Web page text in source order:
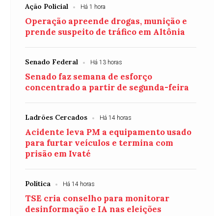
Ação Policial Há 1 hora
Operação apreende drogas, munição e
prende suspeito de tráfico em Altônia
Senado Federal Há 13 horas
Senado faz semana de esforço
concentrado a partir de segunda-feira
Ladrões Cercados Há 14 horas
Acidente leva PM a equipamento usado
para furtar veículos e termina com
prisão em Ivaté
Política Há 14 horas
TSE cria conselho para monitorar
desinformação e IA nas eleições